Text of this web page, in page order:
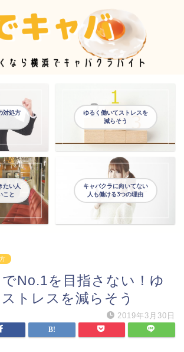
対処方
ゆるく働いてストレスを
減らそう
たい人
こと
キャバクラに向いてない
人も働ける3つの理由
No.1を目指さない！ゆ
トレスを減らそう
2019年3月30日